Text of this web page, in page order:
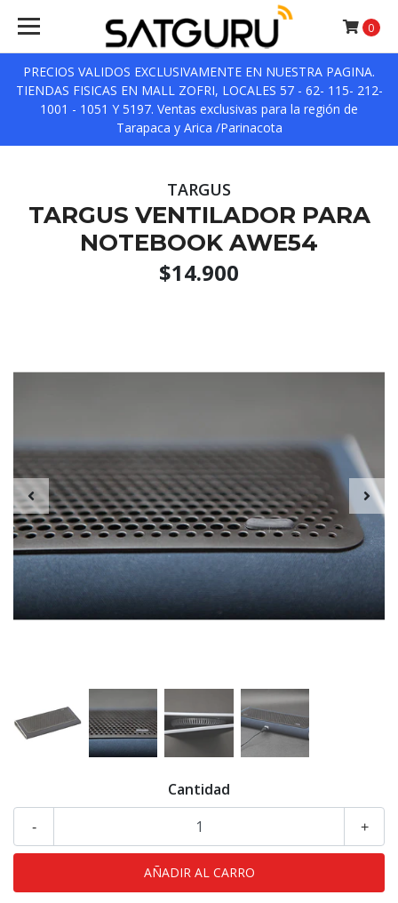
PRECIOS VALIDOS EXCLUSIVAMENTE EN NUESTRA PAGINA.
TIENDAS FISICAS EN MALL ZOFRI, LOCALES 57 - 62- 115- 212-
1001 - 1051 Y 5197. Ventas exclusivas para la región de
Tarapaca y Arica /Parinacota
0
TARGUS
TARGUS VENTILADOR PARA
NOTEBOOK AWE54
$14.900
Cantidad
+
-